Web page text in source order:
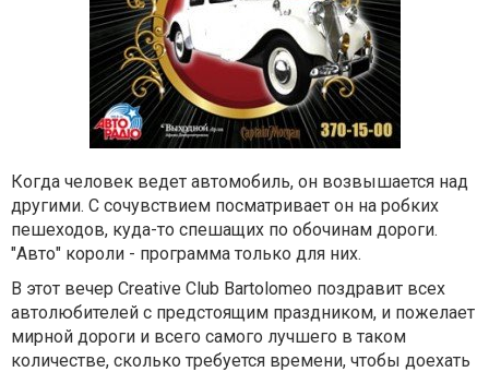
Когда человек ведет автомобиль, он возвышается над
другими. С сочувствием посматривает он на робких
пешеходов, куда-то спешащих по обочинам дороги.
"Авто" короли - программа только для них.
В этот вечер Сreative Club Bartolomeo поздравит всех
автолюбителей с предстоящим праздником, и пожелает
мирной дороги и всего самого лучшего в таком
количестве, сколько требуется времени, чтобы доехать